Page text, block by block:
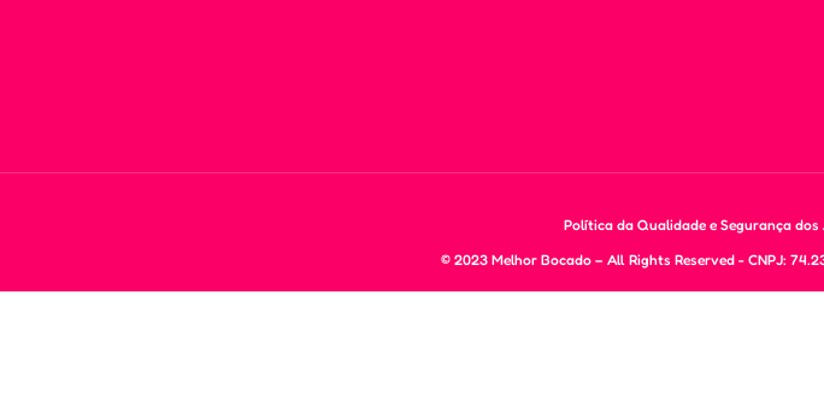
Política da Qualidade e Segurança dos
© 2023 Melhor Bocado – All Rights Reserved - CNPJ: